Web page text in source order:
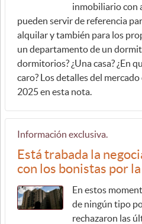
inmobiliario con
pueden servir de referencia
alquilar y también para los
un departamento de un
dormitorios? ¿Una casa? ¿En
caro? Los detalles del
2025 en esta nota.
Información exclusiva.
Está trabada la
con los bonistas por
En estos
de ningún tipo
rechazaron las